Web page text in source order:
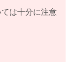
木雪子刑事
合いをしてき
足できるドラ
は十分に注意